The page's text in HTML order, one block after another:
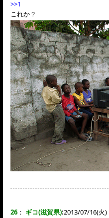
>>1
これか？
26 ： ギコ(滋賀県):2013/07/16(火)